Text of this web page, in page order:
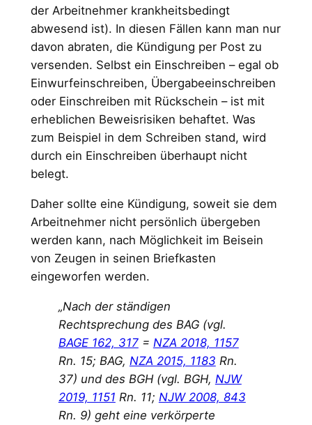
der Arbeitnehmer krankheitsbedingt
abwesend ist). In diesen Fällen kann man nur
davon abraten, die Kündigung per Post zu
versenden. Selbst ein Einschreiben – egal ob
Einwurfeinschreiben, Übergabeeinschreiben
oder Einschreiben mit Rückschein – ist mit
erheblichen Beweisrisiken behaftet. Was
zum Beispiel in dem Schreiben stand, wird
durch ein Einschreiben überhaupt nicht
belegt.
Daher sollte eine Kündigung, soweit sie dem
Arbeitnehmer nicht persönlich übergeben
werden kann, nach Möglichkeit im Beisein
von Zeugen in seinen Briefkasten
eingeworfen werden.
„Nach der ständigen
Rechtsprechung des BAG (vgl.
BAGE 162, 317= NZA 2018, 1157
Rn. 15; BAG, NZA 2015, 1183 Rn.
37) und des BGH (vgl. BGH, NJW
2019, 1151 Rn. 11; NJW 2008, 843
Rn. 9) geht eine verkörperte